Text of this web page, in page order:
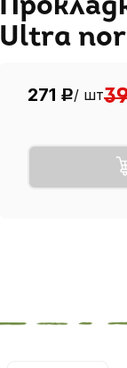
Ultra
271 Р/ шт